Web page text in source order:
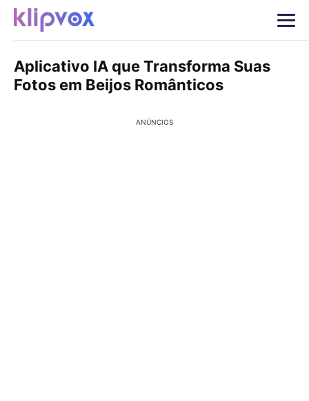
Aplicativo IA que Transforma Suas
Fotos em Beijos Românticos
ANÚNCIOS